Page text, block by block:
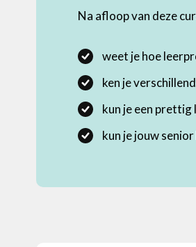
Na afloop van deze
weet je hoe
ken je
kun je een
kun je jouw